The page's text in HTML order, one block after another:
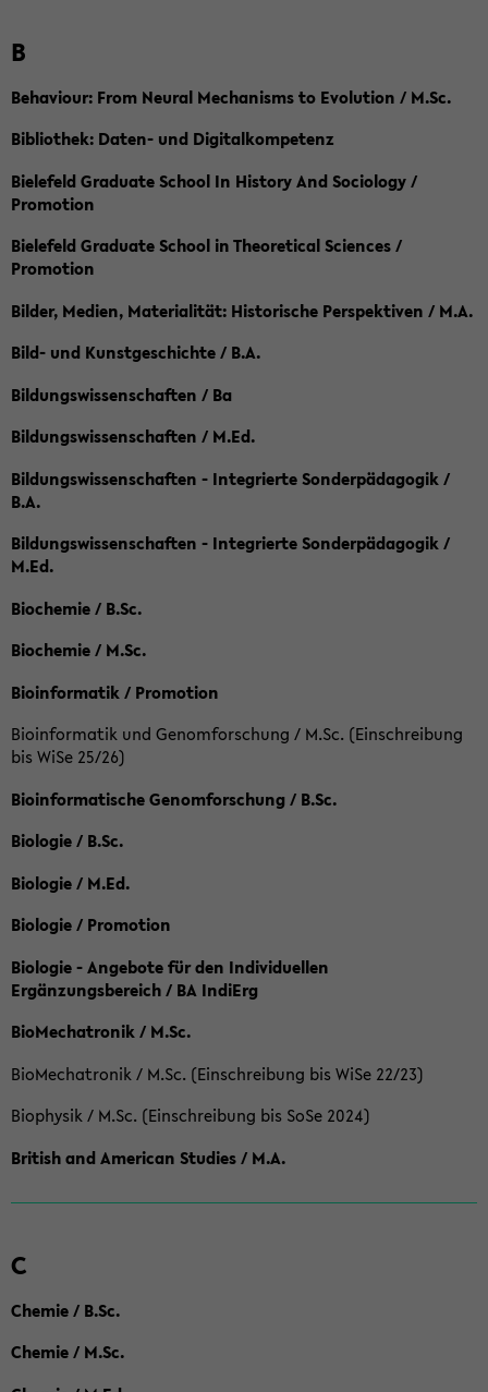
B
Behaviour: From Neural Mechanisms to Evolution / M.Sc.
Bibliothek: Daten- und Digitalkompetenz
Bielefeld Graduate School In History And Sociology /
Promotion
Bielefeld Graduate School in Theoretical Sciences /
Promotion
Bilder, Medien, Materialität: Historische Perspektiven / M.A.
Bild- und Kunstgeschichte / B.A.
Bildungswissenschaften / Ba
Bildungswissenschaften / M.Ed.
Bildungswissenschaften - Integrierte Sonderpädagogik /
B.A.
Bildungswissenschaften - Integrierte Sonderpädagogik /
M.Ed.
Biochemie / B.Sc.
Biochemie / M.Sc.
Bioinformatik / Promotion
Bioinformatik und Genomforschung / M.Sc. (Einschreibung
bis WiSe 25/26)
Bioinformatische Genomforschung / B.Sc.
Biologie / B.Sc.
Biologie / M.Ed.
Biologie / Promotion
Biologie - Angebote für den Individuellen
Ergänzungsbereich / BA IndiErg
BioMechatronik / M.Sc.
BioMechatronik / M.Sc. (Einschreibung bis WiSe 22/23)
Biophysik / M.Sc. (Einschreibung bis SoSe 2024)
British and American Studies / M.A.
C
Chemie / B.Sc.
Chemie / M.Sc.